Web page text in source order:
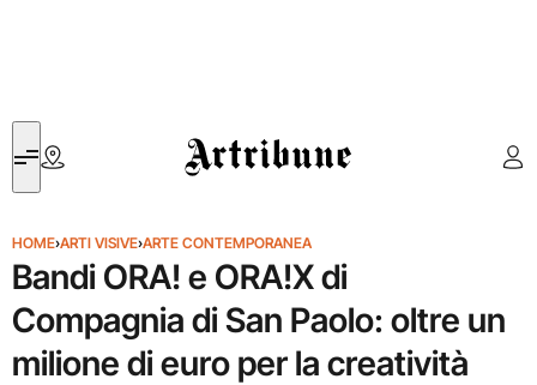
Artribune
HOME›ARTI VISIVE›ARTE CONTEMPORANEA
Bandi ORA! e ORA!X di
Compagnia di San Paolo: oltre un
milione di euro per la creatività